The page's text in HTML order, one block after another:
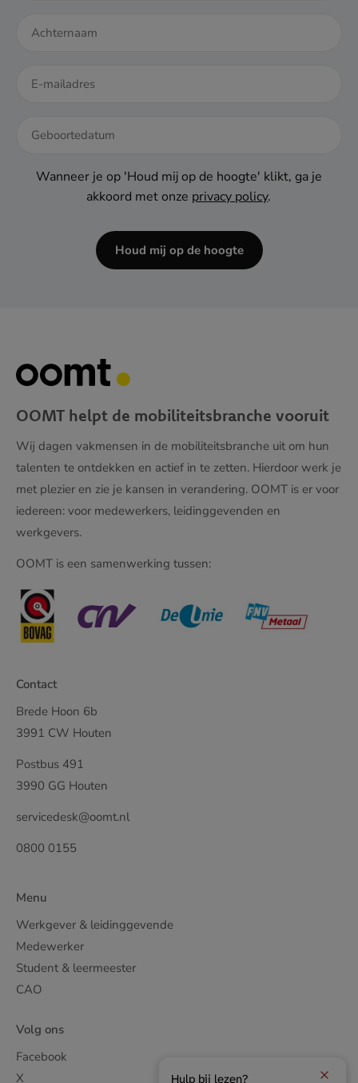
DD
Wanneer je op 'Houd mij op de hoogte' klikt, ga je
akkoord met onze privacy policy.
Houd mij op de hoogte
OOMT helpt de mobiliteitsbranche vooruit
Wij dagen vakmensen in de mobiliteitsbranche uit om hun
talenten te ontdekken en actief in te zetten. Hierdoor werk je
met plezier en zie je kansen in verandering. OOMT is er voor
iedereen: voor medewerkers, leidinggevenden en
werkgevers.
OOMT is een samenwerking tussen:
Contact
Brede Hoon 6b
3991 CW Houten
Postbus 491
3990 GG Houten
servicedesk@oomt.nl
0800 0155
Menu
Werkgever & leidinggevende
Medewerker
Student & leermeester
CAO
Volg ons
Facebook
X
Hulp bij lezen?